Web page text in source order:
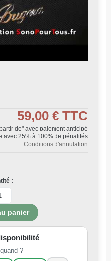
59,00 € TTC
de" avec paiement anticipé
avec 25% à 100% de pénalités
Conditions d'annulation
:
?